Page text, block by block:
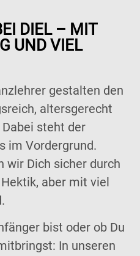
DIEL – MIT
UND VIEL
gestalten den
altersgerecht
steht der
im Vordergrund.
wir Dich sicher durch
aber mit viel
bist oder ob Du
In unseren